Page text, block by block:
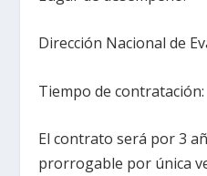
Dirección Nacional de
Tiempo de contratación:
El contrato será por 3
prorrogable por única